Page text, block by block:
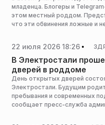
младенца. Блогеры и
этом местный роддом.
что эти обвинения ложные и
22 июля 2026 18:26
В Электростали
дверей в роддоме
День открытых дверей
Электростали. Будущим
пребывания и современных
сообщает пресс-служба